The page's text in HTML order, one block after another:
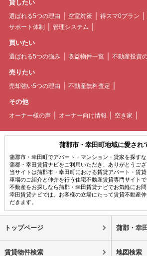
貸したい
選ばれる5つの理由 空室対策 得スマ0プラン
サポート体制
管理システム
買いたい
選ばれる5つの強み 収益物件一覧 不動産投資
売りたい
売却強い5つの理由 不動産無料査定
その他
オーナー様の声 オーナー向け情報 空き家
蒲郡市・幸田町地域に愛され
蒲郡市・幸田町でアパート・マンション・貸家を探すな
蒲郡・幸田賃貸ナビをご利用いただき、ありがとうござ
当サイトは蒲郡市・幸田町における賃貸アパート・賃
車場のご紹介と仲介を行う住宅不動産賃貸専門サイト
不動産をお探しなら蒲郡・幸田賃貸ナビでお気軽にお
幸田賃貸ナビでは、お客様の立場にたって賃貸不動産
だきます。
トップページ 蒲郡・幸
賃貸物件検索 地図検索